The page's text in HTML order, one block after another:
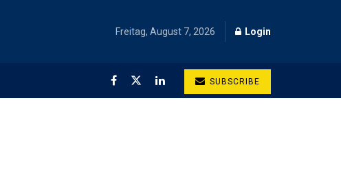
Freitag, August 7, 2026 Login
SUBSCRIBE